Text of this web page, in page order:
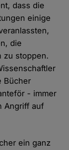
dass die
einige
die
zu stoppen.
Bücher
- immer
Angriff auf
ein ganz